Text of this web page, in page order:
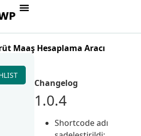
Maaş Hesaplama Aracı
Changelog
1.0.4
Shortcode adı